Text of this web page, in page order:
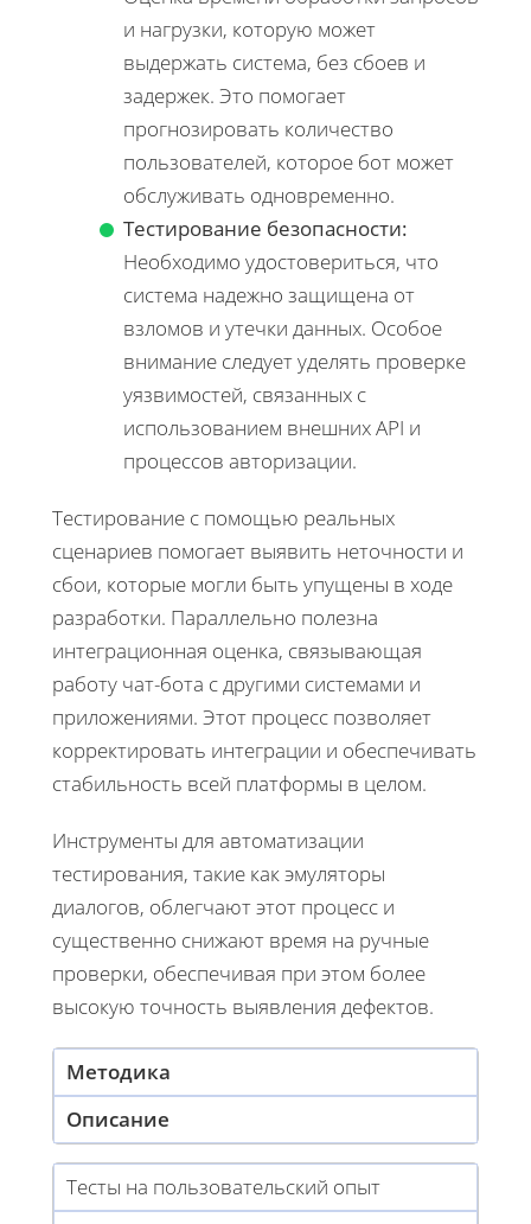
и нагрузки, которую может
выдержать система, без сбоев и
задержек. Это помогает
прогнозировать количество
пользователей, которое бот может
обслуживать одновременно.
Тестирование безопасности:
Необходимо удостовериться, что
система надежно защищена от
взломов и утечки данных. Особое
внимание следует уделять проверке
уязвимостей, связанных с
использованием внешних API и
процессов авторизации.
Тестирование с помощью реальных
сценариев помогает выявить неточности и
сбои, которые могли быть упущены в ходе
разработки. Параллельно полезна
интеграционная оценка, связывающая
работу чат-бота с другими системами и
приложениями. Этот процесс позволяет
корректировать интеграции и обеспечивать
стабильность всей платформы в целом.
Инструменты для автоматизации
тестирования, такие как эмуляторы
диалогов, облегчают этот процесс и
существенно снижают время на ручные
проверки, обеспечивая при этом более
высокую точность выявления дефектов.
Методика
Описание
Тесты на пользовательский опыт